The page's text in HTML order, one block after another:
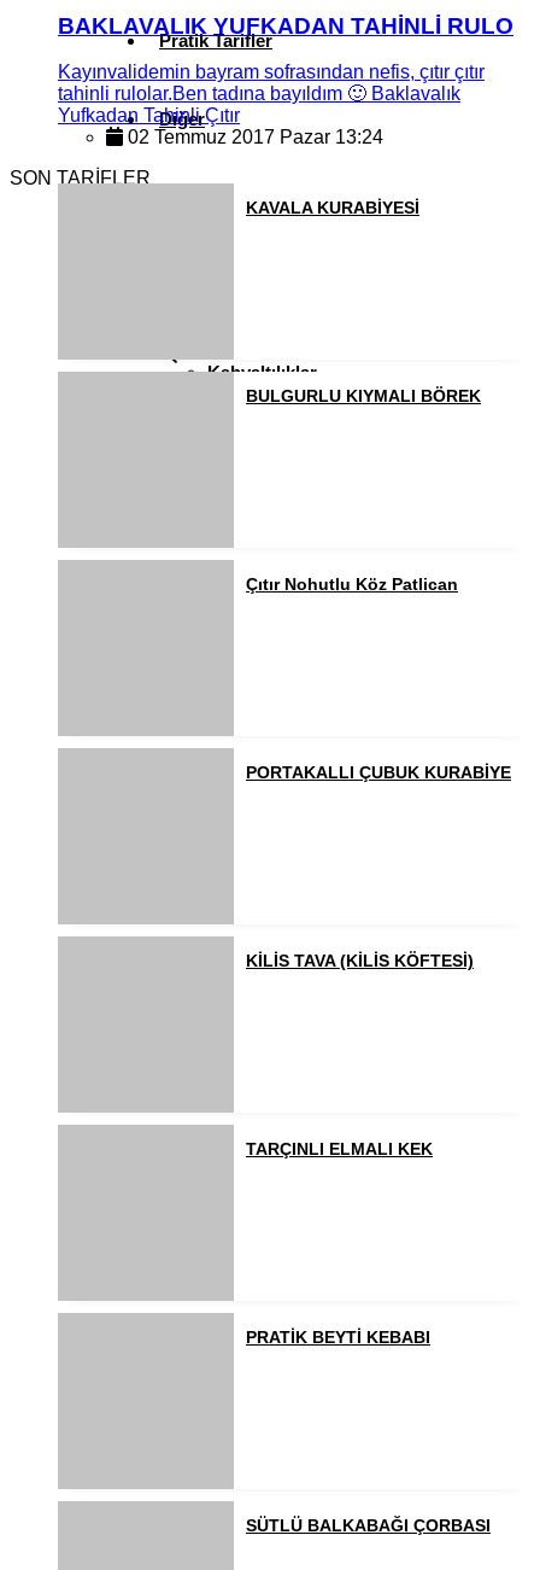
Pratik Tarifler
Diğer
Ramazan Yemekleri
Kahvaltılıklar
BAKLAVALIK YUFKADAN TAHİNLİ RULO
Kayınvalidemin bayram sofrasından nefis, çıtır çıtır
tahinli rulolar.Ben tadına bayıldım 🙂 Baklavalık
Yufkadan Tahinli Çıtır
02 Temmuz 2017 Pazar 13:24
SON TARİFLER
KAVALA KURABİYESİ
BULGURLU KIYMALI BÖREK
Çıtır Nohutlu Köz Patlican
PORTAKALLI ÇUBUK KURABİYE
KİLİS TAVA (KİLİS KÖFTESİ)
TARÇINLI ELMALI KEK
PRATİK BEYTİ KEBABI
SÜTLÜ BALKABAĞI ÇORBASI